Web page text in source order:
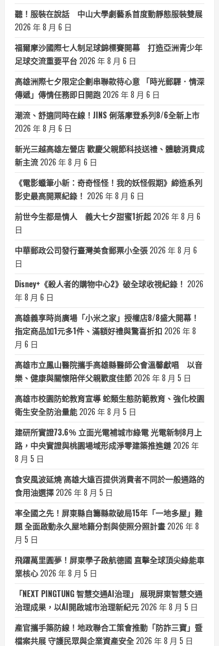
聽！服裝在說話 中山大學劇藝系首度動靜態服裝雙展
2026 年 8 月 6 日
福爾摩沙國際七人制足球錦標賽開幕 打造亞洲青少年
足球交流重要平台 2026 年 8 月 6 日
高雄洲際七夕限定企劃串聯款待心意 「時光郵驛．情深
傳遞」傳情任務即日開跑 2026 年 8 月 6 日
潮流、舒適同時在線！JINS 俐落摩登系列8/6全新上市
2026 年 8 月 6 日
新光三越高雄左營店 歡慶父親節科技送禮、體驗消費成
新主流 2026 年 8 月 6 日
《電影蠟筆小新：奇奇怪怪！我的妖怪假期》締造系列
影史最高開票紀錄！ 2026 年 8 月 6 日
前世今生都是情人 義大七夕甜蜜1折起 2026 年 8 月 6
日
中華郵政公司發行臺灣美食郵票小全張 2026 年 8 月 6
日
Disney+《殺人者的購物中心2》破全球收視紀錄！ 2026
年 8 月 6 日
高雄義享時尚廣場「小米之家」授權店8/8盛大開幕！
指定商品加1元多1件、滿額好禮與驚喜折扣 2026 年 8
月 6 日
高雄市立鳳山醫院攜手高雄縣醫師公會溫馨獻唱 以音
樂、健康與關懷陪伴父親歡度佳節 2026 年 8 月 5 日
高雄市校園防蛇教育宣導 蛇類生態防範教育、強化校園
衛生安全防治量能 2026 年 8 月 5 日
建研所實證73.6％ 立面光電補城市綠電 光電新制8月上
路，中央實證與桃園場域形成淨零建築推進鏈 2026 年
8 月 5 日
食安風波延燒 高雄大遠百提供消費者不同於一般通路的
食用油選擇 2026 年 8 月 5 日
率全國之先！屏東縣自籌縣款破局15年「一地多屋」難
題 全面啟動永久屋地籍分割與使照分照計畫 2026 年 8
月 5 日
飛躍萬里圓夢！屏東學子啟航德國 直擊全球頂尖綠能車
業核心 2026 年 8 月 5 日
「NEXT PINGTUNG 智慧交通AI治理」 展現屏東智慧交通
治理成果，以AI開啟城市治理新紀元 2026 年 8 月 5 日
產官攜手築防線！地政聯合工策會推動「防詐三寶」暨
檔案共展 守護民眾與企業資產安全 2026 年 8 月 5 日